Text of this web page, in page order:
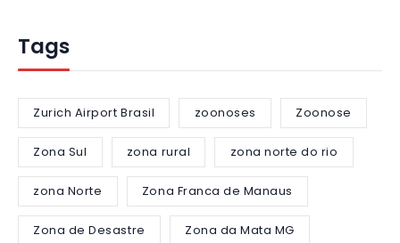
Tags
Zurich Airport Brasil zoonoses Zoonose
Zona Sul zona rural zona norte do rio
zona Norte Zona Franca de Manaus
Zona de Desastre Zona da Mata MG